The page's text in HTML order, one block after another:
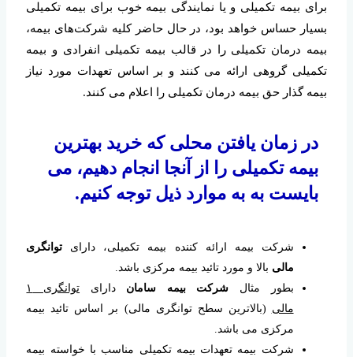
برای بیمه تکمیلی و یا نمایندگی بیمه خوب برای بیمه تکمیلی
بسیار حساس خواهد بود، در حال حاضر کلیه شرکت‌های بیمه،
بیمه درمان تکمیلی را در قالب بیمه تکمیلی انفرادی و بیمه
تکمیلی گروهی ارائه می کنند و بر اساس تعهدات مورد نیاز
بیمه گذار حق بیمه درمان تکمیلی را اعلام می کنند.
در زمان یافتن محلی که خرید بهترین
بیمه تکمیلی را از آنجا انجام دهیم، می
بایست به به موارد ذیل توجه کنیم.
شرکت بیمه ارائه کننده بیمه تکمیلی، دارای توانگری
مالی بالا و مورد تائید بیمه مرکزی باشد.
بطور مثال شرکت بیمه سامان دارای
توانگری ۱
مالی (بالاترین سطح توانگری مالی) بر اساس تائید بیمه
مرکزی می باشد.
شرکت بیمه تعهدات بیمه تکمیلی مناسب با خواسته بیمه